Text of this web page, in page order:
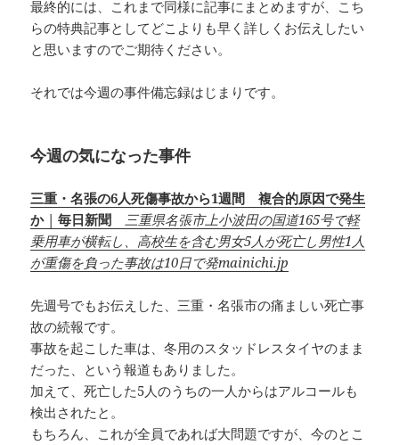
最終的には、これまで同様に記事にまとめますが、こち
らの特典記事としてどこよりも早く詳しくお伝えしたい
と思いますのでご期待ください。
それでは今週の事件備忘録はじまりです。
今週の気になった事件
三重・名張の6人死傷事故から1週間 複合的原因で発生
か | 毎日新聞 三重県名張市上小波田の国道165号で軽
乗用車が横転し、高校生を含む男女5人が死亡し男性1人
が重傷を負った事故は10日で発mainichi.jp
先週号でもお伝えした、三重・名張市の痛ましい死亡事
故の続報です。
事故を起こした車は、冬用のスタッドレスタイヤのまま
だった、という報道もありました。
加えて、死亡した5人のうちの一人からはアルコールも
検出されたと。
もちろん、これが全員であれば大問題ですが、今のとこ